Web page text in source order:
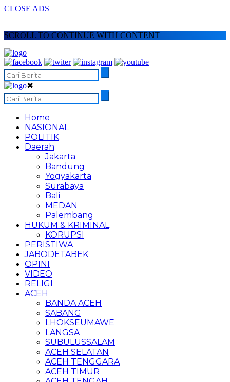
CLOSE ADS
SCROLL TO CONTINUE WITH CONTENT
✖
Home
NASIONAL
POLITIK
Daerah
Jakarta
Bandung
Yogyakarta
Surabaya
Bali
MEDAN
Palembang
HUKUM & KRIMINAL
KORUPSI
PERISTIWA
JABODETABEK
OPINI
VIDEO
RELIGI
ACEH
BANDA ACEH
SABANG
LHOKSEUMAWE
LANGSA
SUBULUSSALAM
ACEH SELATAN
ACEH TENGGARA
ACEH TIMUR